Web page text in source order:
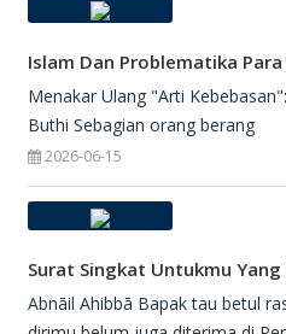
Islam Dan Problematika Para
Menakar Ulang "Arti
Buthi Sebagian orang berang
2026-06-15
Abnāil Ahibbā Bapak tau betul